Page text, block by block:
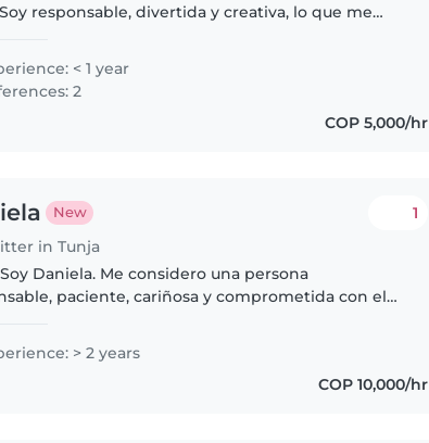
responsable, divertida y creativa, lo que me
Estoy..
< 1 year
2
COP 5,000/hr
New
in Tunja
1
Soy Daniela. Me considero una persona
paciente, cariñosa y comprometida con el
> 2 years
COP 10,000/hr